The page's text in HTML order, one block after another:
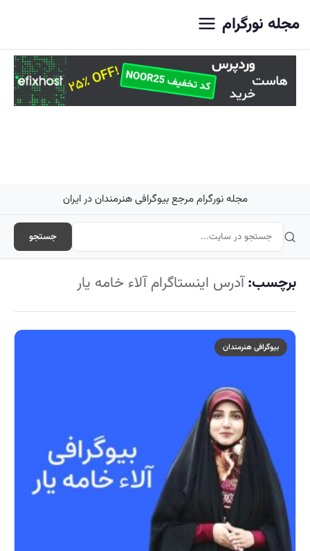
مجله نورگرام
مجله نورگرام مرجع بیوگرافی هنرمندان در ایران
جستجو
برچسب:آدرس اینستاگرام آلاء خامه یار
بیوگرافی هنرمندان